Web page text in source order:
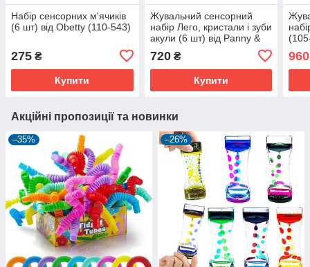
Набір сенсорних м'ячиків
(6 шт) від Obetty (110-543)
275 ₴
Купити
Жувальний сенсорний
набір Лего, кристали і зуби
акули (6 шт) від Panny &
720₴
Купити
960
Акційні пропозиції та новинки
–35% –26%